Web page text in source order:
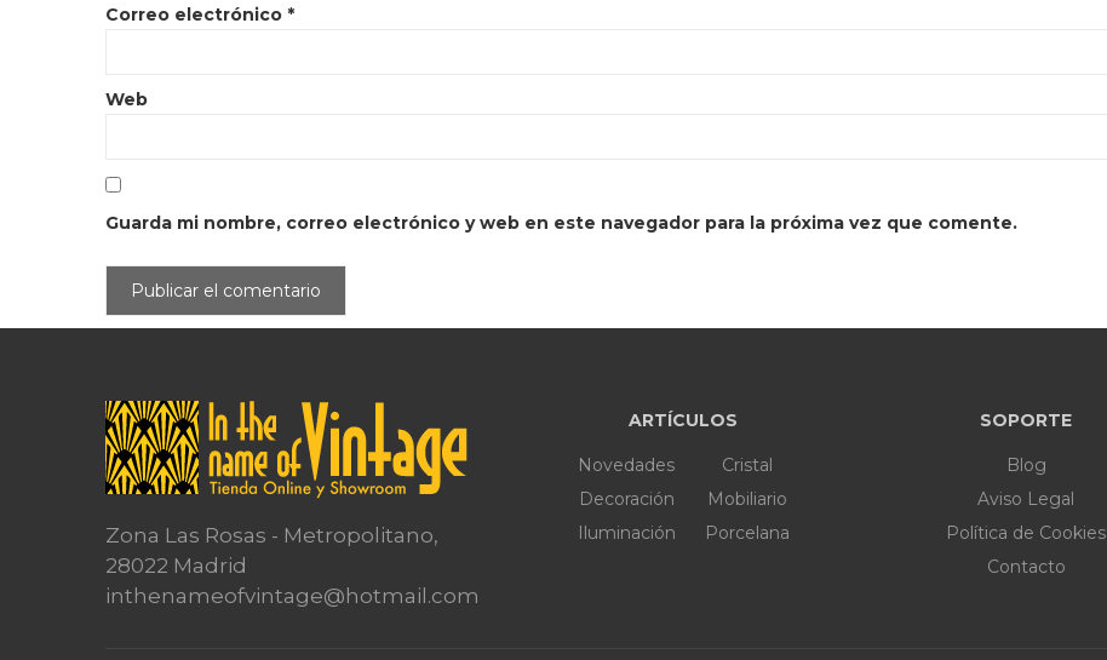
Correo electrónico *
Web
Guarda mi nombre, correo electrónico y web en este navegador para la próxima vez que comente.
Zona Las Rosas - Metropolitano,
28022 Madrid
inthenameofvintage@hotmail.com
ARTÍCULOS
Novedades
Decoración
Iluminación
Cristal
Mobiliario
Porcelana
SOPORTE
Blog
Aviso Legal
Política de Cookies
Contacto